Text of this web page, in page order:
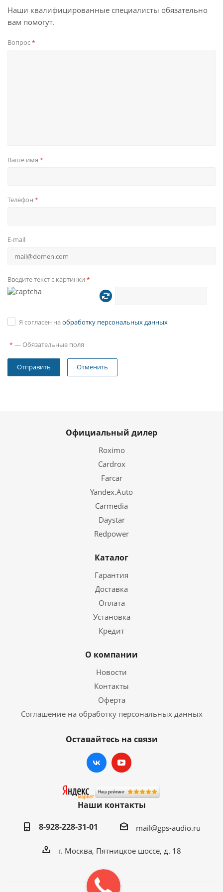
Наши квалифицированные специалисты обязательно
вам помогут.
Вопрос*
Ваше имя *
Телефон *
E-mail
Введите текст с картинки *
Я согласен на обработку персональных данных
* — Обязательные поля
Отменить
Официальный дилер
Roximo
Cardrox
Farcar
Yandex.Auto
Carmedia
Daystar
Redpower
Каталог
Гарантия
Доставка
Оплата
Установка
Кредит
О компании
Новости
Контакты
Оферта
Соглашение на обработку персональных данных
Оставайтесь на связи
Наши контакты
8-928-228-31-01
mail@gps-audio.ru
г. Москва, Пятницкое шоссе, д. 18